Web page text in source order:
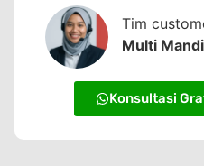
Tim
Multi
Konsultasi